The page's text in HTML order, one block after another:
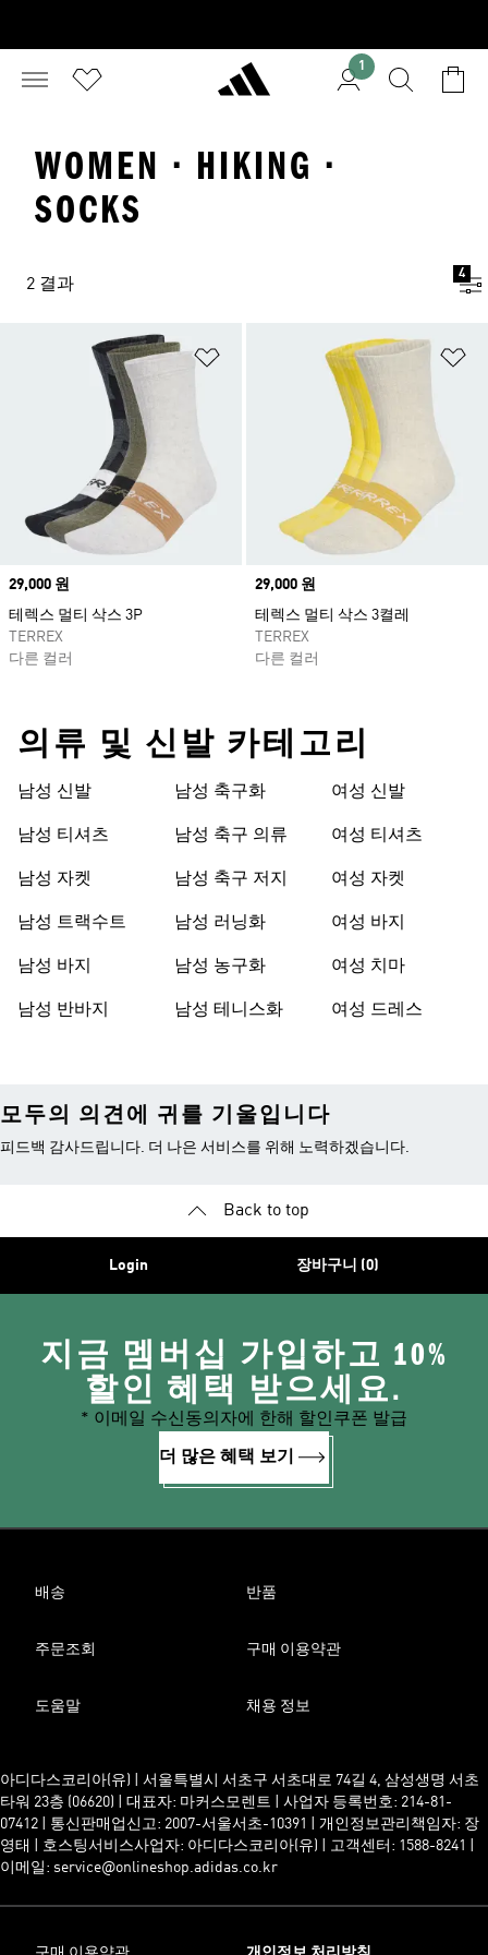
1
WOMEN · HIKING ·
SOCKS
2 결과
4
위시리스트 담기
Price
29,000 원
테렉스 멀티 삭스 3P
TERREX
다른 컬러
Price
29,000 원
테렉스 멀티 삭스 3켤레
TERREX
다른 컬러
의류 및 신발 카테고리
남성 신발
남성 티셔츠
남성 자켓
남성 트랙수트
남성 바지
남성 반바지
남성 축구화
남성 축구 의류
남성 축구 저지
남성 러닝화
남성 농구화
남성 테니스화
여성 신발
여성 티셔츠
여성 자켓
여성 바지
여성 치마
여성 드레스
모두의 의견에 귀를 기울입니다
피드백 감사드립니다. 더 나은 서비스를 위해 노력하겠습니다.
Back to top
Login 장바구니 (0)
지금 멤버십 가입하고 10%
할인 혜택 받으세요.
* 이메일 수신동의자에 한해 할인쿠폰 발급
더 많은 혜택 보기
배송 반품
주문조회 구매 이용약관
도움말 채용 정보
아디다스코리아(유) | 서울특별시 서초구 서초대로 74길 4, 삼성생명 서초
타워 23층 (06620) | 대표자: 마커스모렌트 | 사업자 등록번호: 214-81-
07412 | 통신판매업신고: 2007-서울서초-10391 | 개인정보관리책임자: 장
영태 | 호스팅서비스사업자: 아디다스코리아(유) | 고객센터: 1588-8241 |
이메일: service@onlineshop.adidas.co.kr